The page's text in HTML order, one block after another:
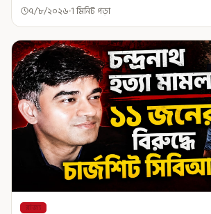
৭/৮/২০২৬ 1 মিনিট পড়া
রাজ্য